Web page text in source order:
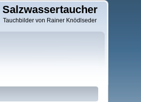
Salzwassertaucher
Tauchbilder von Rainer Knödlseder